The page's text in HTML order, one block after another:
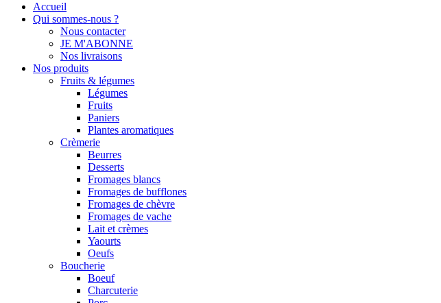
Accueil
Qui sommes-nous ?
Nous contacter
JE M'ABONNE
Nos livraisons
Nos produits
Fruits & légumes
Légumes
Fruits
Paniers
Plantes aromatiques
Crèmerie
Beurres
Desserts
Fromages blancs
Fromages de bufflones
Fromages de chèvre
Fromages de vache
Lait et crèmes
Yaourts
Oeufs
Boucherie
Boeuf
Charcuterie